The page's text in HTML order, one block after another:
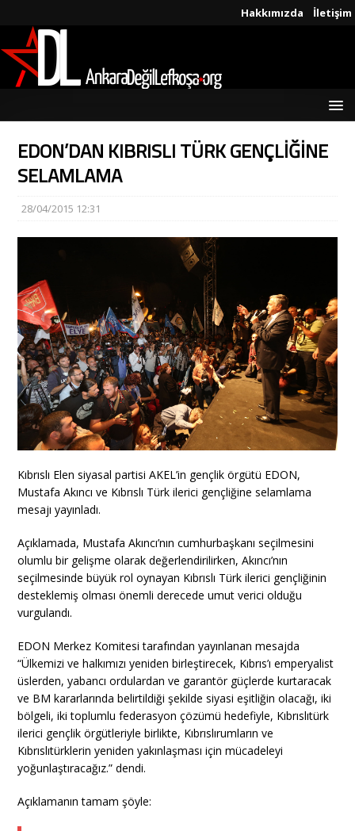
Hakkımızda İletişim
EDON’DAN KIBRISLI TÜRK GENÇLİĞİNE
SELAMLAMA
28/04/2015 12:31
Kıbrıslı Elen siyasal partisi AKEL’in gençlik örgütü EDON,
Mustafa Akıncı ve Kıbrıslı Türk ilerici gençliğine selamlama
mesajı yayınladı.
Açıklamada, Mustafa Akıncı’nın cumhurbaşkanı seçilmesini
olumlu bir gelişme olarak değerlendirilirken, Akıncı’nın
seçilmesinde büyük rol oynayan Kıbrıslı Türk ilerici gençliğinin
desteklemiş olması önemli derecede umut verici olduğu
vurgulandı.
EDON Merkez Komitesi tarafından yayınlanan mesajda
“Ülkemizi ve halkımızı yeniden birleştirecek, Kıbrıs’ı emperyalist
üslerden, yabancı ordulardan ve garantör güçlerde kurtaracak
ve BM kararlarında belirtildiği şekilde siyasi eşitliğin olacağı, iki
bölgeli, iki toplumlu federasyon çözümü hedefiyle, Kıbrıslıtürk
ilerici gençlik örgütleriyle birlikte, Kıbrıslırumların ve
Kıbrıslıtürklerin yeniden yakınlaşması için mücadeleyi
yoğunlaştıracağız.” dendi.
Açıklamanın tamam şöyle: